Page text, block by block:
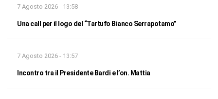
7 Agosto 2026 - 13:58
Una call per il logo del “Tartufo Bianco Serrapotamo”
7 Agosto 2026 - 13:57
Incontro tra il Presidente Bardi e l’on. Mattia